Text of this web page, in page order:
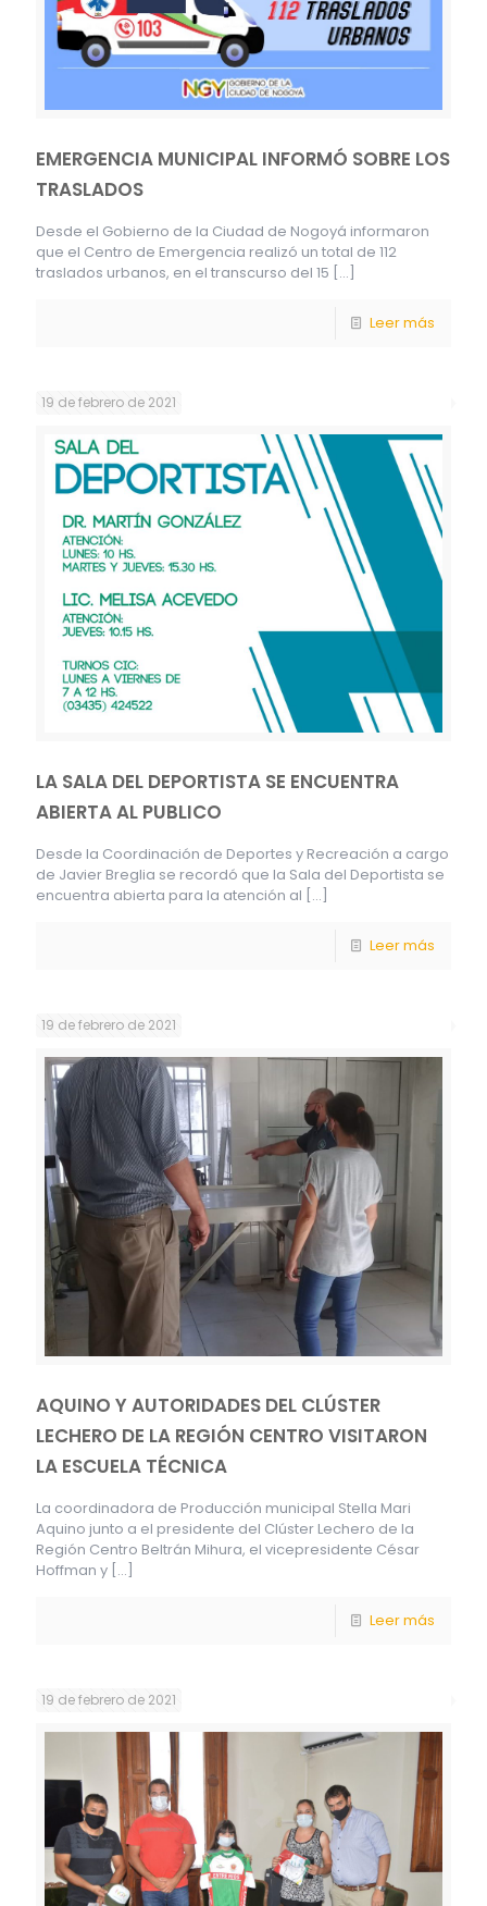
EMERGENCIA MUNICIPAL INFORMÓ SOBRE LOS
TRASLADOS
Desde el Gobierno de la Ciudad de Nogoyá informaron
que el Centro de Emergencia realizó un total de 112
traslados urbanos, en el transcurso del 15 […]
Leer más
19 de febrero de 2021
LA SALA DEL DEPORTISTA SE ENCUENTRA
ABIERTA AL PUBLICO
Desde la Coordinación de Deportes y Recreación a cargo
de Javier Breglia se recordó que la Sala del Deportista se
encuentra abierta para la atención al […]
Leer más
19 de febrero de 2021
AQUINO Y AUTORIDADES DEL CLÚSTER
LECHERO DE LA REGIÓN CENTRO VISITARON
LA ESCUELA TÉCNICA
La coordinadora de Producción municipal Stella Mari
Aquino junto a el presidente del Clúster Lechero de la
Región Centro Beltrán Mihura, el vicepresidente César
Hoffman y […]
Leer más
19 de febrero de 2021